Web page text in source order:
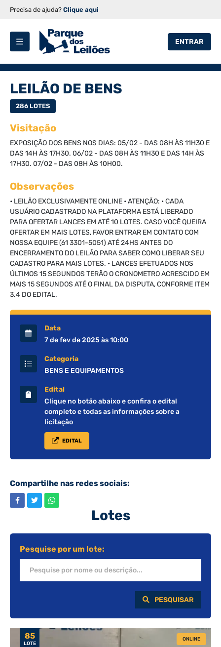
Precisa de ajuda? Clique aqui
ENTRAR
Data
7 de fev de 2025 às 10:00
Categoria
BENS E EQUIPAMENTOS
Edital
Clique no botão abaixo e confira o edital
completo e todas as informações sobre a
licitação
EDITAL
Compartilhe nas redes sociais:
LEILÃO DE BENS
286 LOTES
Visitação
EXPOSIÇÃO DOS BENS NOS DIAS: 05/02 - DAS 08H ÀS 11H30 E
DAS 14H ÀS 17H30. 06/02 - DAS 08H ÀS 11H30 E DAS 14H ÀS
17H30. 07/02 - DAS 08H ÀS 10H00.
Observações
• LEILÃO EXCLUSIVAMENTE ONLINE • ATENÇÃO: • CADA
USUÁRIO CADASTRADO NA PLATAFORMA ESTÁ LIBERADO
PARA OFERTAR LANCES EM ATÉ 10 LOTES. CASO VOCÊ QUEIRA
OFERTAR EM MAIS LOTES, FAVOR ENTRAR EM CONTATO COM
NOSSA EQUIPE (61 3301-5051) ATÉ 24HS ANTES DO
ENCERRAMENTO DO LEILÃO PARA SABER COMO LIBERAR SEU
CADASTRO PARA MAIS LOTES. • LANCES EFETUADOS NOS
ÚLTIMOS 15 SEGUNDOS TERÃO O CRONOMETRO ACRESCIDO EM
MAIS 15 SEGUNDOS ATÉ O FINAL DA DISPUTA, CONFORME ITEM
3.4 DO EDITAL.
Lotes
Pesquise por um lote:
PESQUISAR
85
LOTE
ONLINE